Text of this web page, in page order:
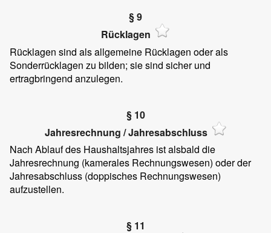
§ 9
Rücklagen
Rücklagen sind als allgemeine Rücklagen oder als
Sonderrücklagen zu bilden; sie sind sicher und
ertragbringend anzulegen.
§ 10
Jahresrechnung / Jahresabschluss
Nach Ablauf des Haushaltsjahres ist alsbald die
Jahresrechnung (kamerales Rechnungswesen) oder der
Jahresabschluss (doppisches Rechnungswesen)
aufzustellen.
§ 11